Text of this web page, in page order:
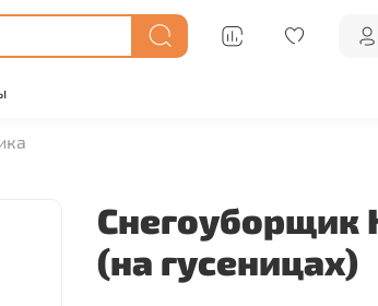
Снегоуборщик
(на гусеницах)